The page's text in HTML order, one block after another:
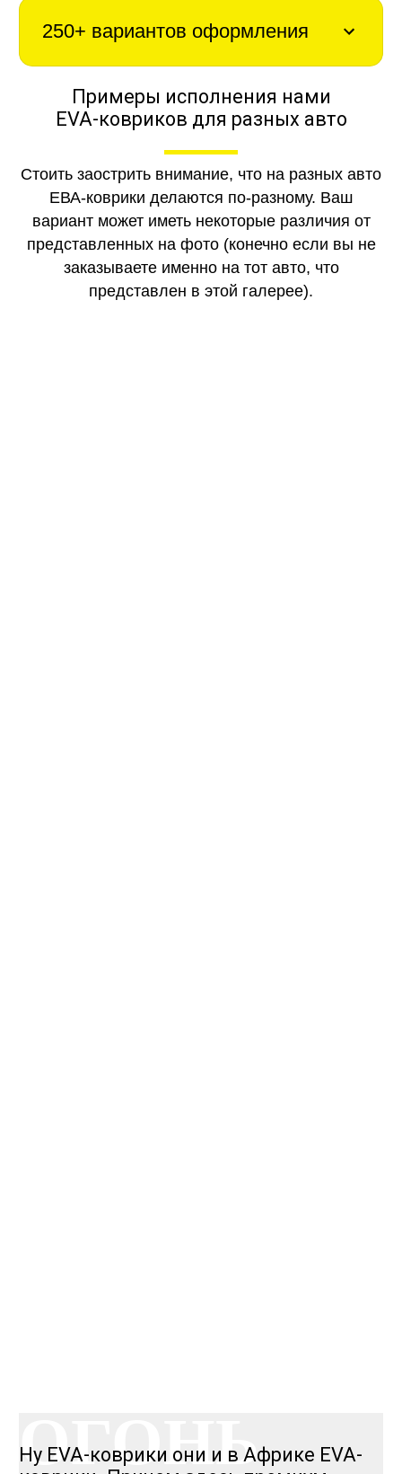
250+ вариантов оформления
Примеры исполнения нами
EVA-ковриков для разных авто
Стоить заострить внимание, что на разных авто
ЕВА-коврики делаются по-разному. Ваш
вариант может иметь некоторые различия от
представленных на фото (конечно если вы не
заказываете именно на тот авто, что
представлен в этой галерее).
ОГОНЬ
Ну EVA-коврики они и в Африке EVA-